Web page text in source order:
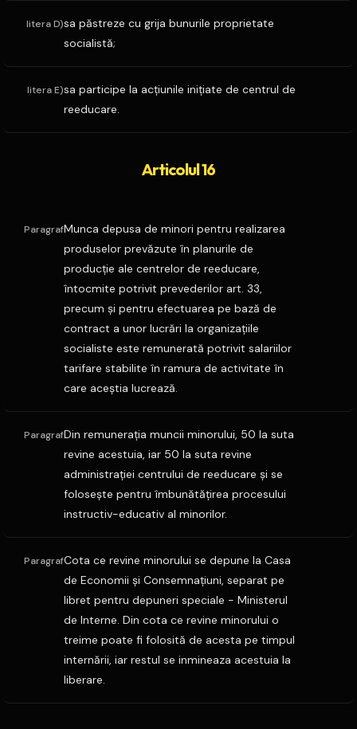
litera D)sa păstreze cu grija bunurile proprietate
socialistă;
litera E)sa participe la acţiunile iniţiate de centrul de
reeducare.
Articolul 16
ParagrafMunca depusa de minori pentru realizarea
produselor prevăzute în planurile de
producţie ale centrelor de reeducare,
întocmite potrivit prevederilor art. 33,
precum şi pentru efectuarea pe bază de
contract a unor lucrări la organizaţiile
socialiste este remunerată potrivit salariilor
tarifare stabilite în ramura de activitate în
care aceştia lucrează.
ParagrafDin remuneraţia muncii minorului, 50 la suta
revine acestuia, iar 50 la suta revine
administraţiei centrului de reeducare şi se
foloseşte pentru îmbunătăţirea procesului
instructiv-educativ al minorilor.
ParagrafCota ce revine minorului se depune la Casa
de Economii şi Consemnaţiuni, separat pe
libret pentru depuneri speciale - Ministerul
de Interne. Din cota ce revine minorului o
treime poate fi folosită de acesta pe timpul
internării, iar restul se inmineaza acestuia la
liberare.